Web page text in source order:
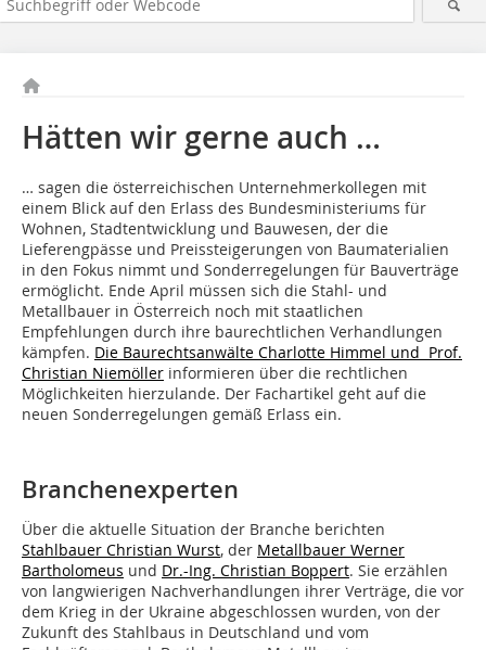
Hätten wir gerne auch …
… sagen die österreichischen Unternehmerkollegen mit
einem Blick auf den Erlass des Bundesministeriums für
Wohnen, Stadtentwicklung und Bauwesen, der die
Lieferengpässe und Preissteigerungen von Baumaterialien
in den Fokus nimmt und Sonderregelungen für Bauverträge
ermöglicht. Ende April müssen sich die Stahl- und
Metallbauer in Österreich noch mit staatlichen
Empfehlungen durch ihre baurechtlichen Verhandlungen
kämpfen. Die Baurechtsanwälte Charlotte Himmel und Prof.
Christian Niemöller informieren über die rechtlichen
Möglichkeiten hierzulande. Der Fachartikel geht auf die
neuen Sonderregelungen gemäß Erlass ein.
Branchenexperten
Über die aktuelle Situation der Branche berichten
Stahlbauer Christian Wurst, der Metallbauer Werner
Bartholomeus und Dr.-Ing. Christian Boppert. Sie erzählen
von langwierigen Nachverhandlungen ihrer Verträge, die vor
dem Krieg in der Ukraine abgeschlossen wurden, von der
Zukunft des Stahlbaus in Deutschland und vom